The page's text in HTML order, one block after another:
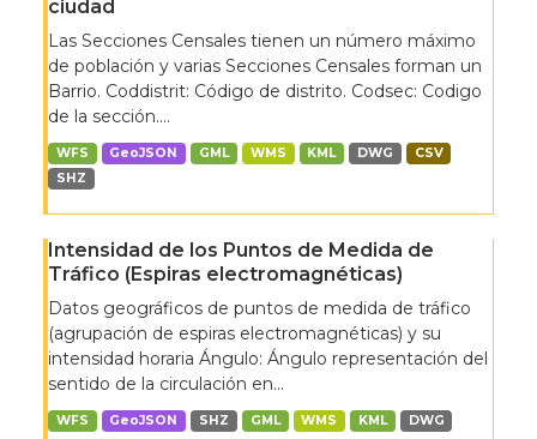
ciudad
Las Secciones Censales tienen un número máximo
de población y varias Secciones Censales forman un
Barrio. Coddistrit: Código de distrito. Codsec: Codigo
de la sección....
WFS GeoJSON GML WMS KML DWG
CSV
SHZ
Intensidad de los Puntos de Medida de
Tráfico (Espiras electromagnéticas)
Datos geográficos de puntos de medida de tráfico
(agrupación de espiras electromagnéticas) y su
intensidad horaria Ángulo: Ángulo representación del
sentido de la circulación en...
WFS GeoJSON SHZ GML WMS KML DWG